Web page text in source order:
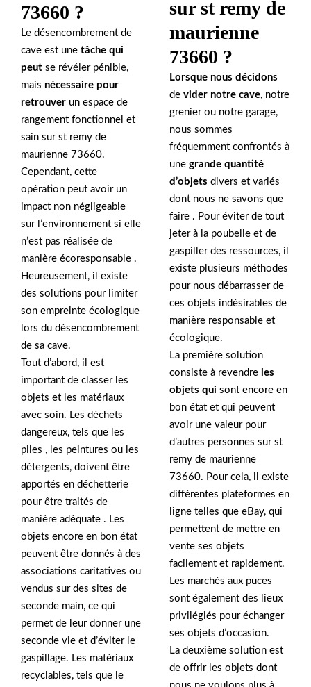
73660 ?
Le désencombrement de
cave est une tâche qui
peut se révéler pénible,
mais nécessaire pour
retrouver un espace de
rangement fonctionnel et
sain sur st remy de
maurienne 73660.
Cependant, cette
opération peut avoir un
impact non négligeable
sur l’environnement si elle
n’est pas réalisée de
manière écoresponsable .
Heureusement, il existe
des solutions pour limiter
son empreinte écologique
lors du désencombrement
de sa cave.
Tout d’abord, il est
important de classer les
objets et les matériaux
avec soin. Les déchets
dangereux, tels que les
piles , les peintures ou les
détergents, doivent être
apportés en déchetterie
pour être traités de
manière adéquate . Les
objets encore en bon état
peuvent être donnés à des
associations caritatives ou
vendus sur des sites de
seconde main, ce qui
permet de leur donner une
seconde vie et d’éviter le
gaspillage. Les matériaux
recyclables, tels que le
sur st remy de
maurienne
73660 ?
Lorsque nous décidons
de vider notre cave, notre
grenier ou notre garage,
nous sommes
fréquemment confrontés à
une grande quantité
d’objets divers et variés
dont nous ne savons que
faire . Pour éviter de tout
jeter à la poubelle et de
gaspiller des ressources, il
existe plusieurs méthodes
pour nous débarrasser de
ces objets indésirables de
manière responsable et
écologique.
La première solution
consiste à revendre les
objets qui sont encore en
bon état et qui peuvent
avoir une valeur pour
d’autres personnes sur st
remy de maurienne
73660. Pour cela, il existe
différentes plateformes en
ligne telles que eBay, qui
permettent de mettre en
vente ses objets
facilement et rapidement.
Les marchés aux puces
sont également des lieux
privilégiés pour échanger
ses objets d’occasion.
La deuxième solution est
de offrir les objets dont